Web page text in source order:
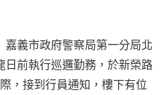
嘉義市政府警察局第一分局北
前執行巡邏勤務，於新榮路
，接到行員通知，樓下有位